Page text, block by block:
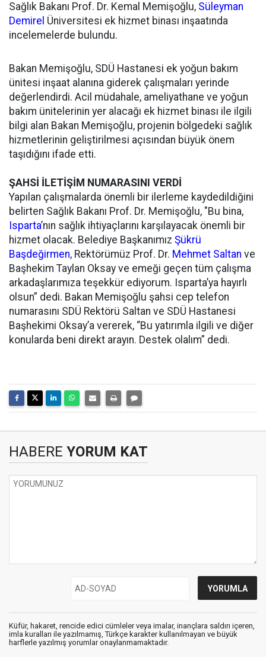
Sağlık Bakanı Prof. Dr. Kemal Memişoğlu, Süleyman
Demirel Üniversitesi ek hizmet binası inşaatında
incelemelerde bulundu.
Bakan Memişoğlu, SDÜ Hastanesi ek yoğun bakım
ünitesi inşaat alanına giderek çalışmaları yerinde
değerlendirdi. Acil müdahale, ameliyathane ve yoğun
bakım ünitelerinin yer alacağı ek hizmet binası ile ilgili
bilgi alan Bakan Memişoğlu, projenin bölgedeki sağlık
hizmetlerinin geliştirilmesi açısından büyük önem
taşıdığını ifade etti.
ŞAHSİ İLETİŞİM NUMARASINI VERDİ
Yapılan çalışmalarda önemli bir ilerleme kaydedildiğini
belirten Sağlık Bakanı Prof. Dr. Memişoğlu, "Bu bina,
Isparta’nın sağlık ihtiyaçlarını karşılayacak önemli bir
hizmet olacak. Belediye Başkanımız Şükrü
Başdeğirmen, Rektörümüz Prof. Dr. Mehmet Saltan ve
Başhekim Taylan Oksay ve emeği geçen tüm çalışma
arkadaşlarımıza teşekkür ediyorum. Isparta’ya hayırlı
olsun” dedi. Bakan Memişoğlu şahsi cep telefon
numarasını SDÜ Rektörü Saltan ve SDÜ Hastanesi
Başhekimi Oksay’a vererek, “Bu yatırımla ilgili ve diğer
konularda beni direkt arayın. Destek olalım” dedi.
HABERE YORUM KAT
Küfür, hakaret, rencide edici cümleler veya imalar, inançlara saldırı içeren,
imla kuralları ile yazılmamış, Türkçe karakter kullanılmayan ve büyük
harflerle yazılmış yorumlar onaylanmamaktadır.